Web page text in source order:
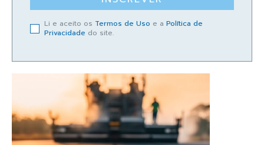
Li e aceito os Termos de Uso e a Política de
Privacidade do site.